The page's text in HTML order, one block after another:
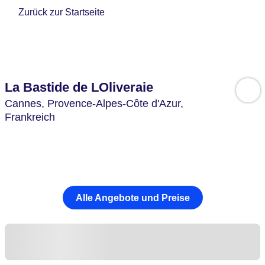
Zurück zur Startseite
La Bastide de LOliveraie
Cannes, Provence-Alpes-Côte d'Azur,
Frankreich
Alle Angebote und Preise